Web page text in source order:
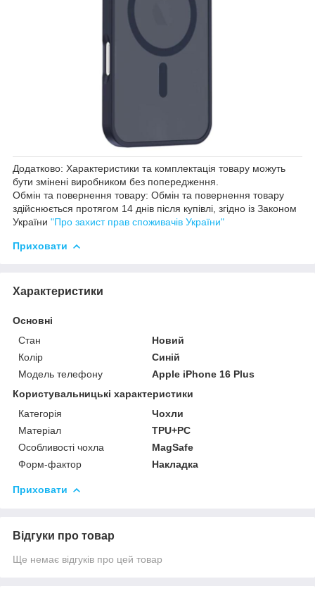
Додатково: Характеристики та комплектація товару можуть
бути змінені виробником без попередження.
Обмін та повернення товару: Обмін та повернення товару
здійснюється протягом 14 днів після купівлі, згідно із Законом
України "Про захист прав споживачів України"
Приховати
Характеристики
Основні
Стан
Новий
Колір
Синій
Модель телефону
Apple iPhone 16 Plus
Користувальницькі характеристики
Категорія
Чохли
Матеріал
TPU+PC
Особливості чохла
MagSafe
Форм-фактор
Накладка
Приховати
Відгуки про товар
Ще немає відгуків про цей товар